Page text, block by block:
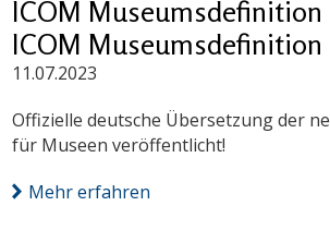
ICOM Museumsdefinition
ICOM Museumsdefinition
11.07.2023
Offizielle deutsche Übersetzung der
für Museen veröffentlicht!
Mehr erfahren